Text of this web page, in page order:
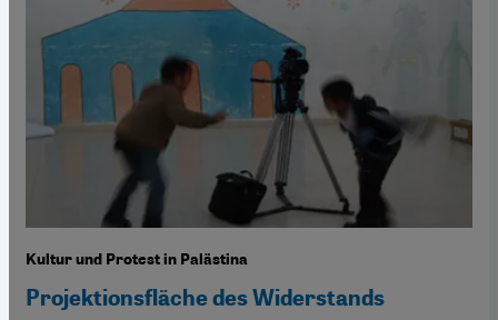
Kultur und Protest in Palästina
Projektionsfläche des Widerstands